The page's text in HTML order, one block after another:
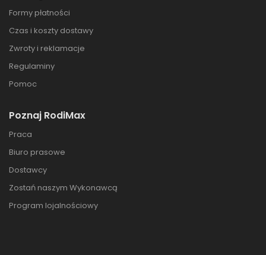
Formy płatności
Czas i koszty dostawy
Zwroty i reklamacje
Regulaminy
Pomoc
Poznaj RodiMax
Praca
Biuro prasowe
Dostawcy
Zostań naszym Wykonawcą
Program lojalnościowy